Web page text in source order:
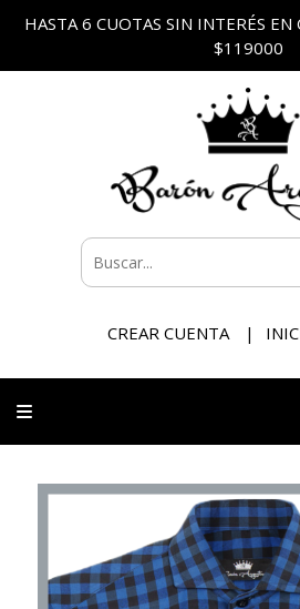
HASTA 6 CUOTAS SIN INTERÉS EN
$119000
CREAR CUENTA